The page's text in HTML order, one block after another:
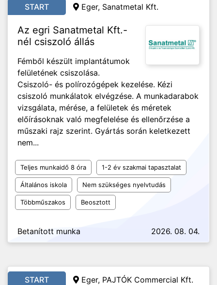
START Eger, Sanatmetal Kft.
Az egri Sanatmetal Kft.-
nél csiszoló állás
Fémből készült implantátumok
felületének csiszolása.
Csiszoló- és polírozógépek kezelése. Kézi
csiszoló munkálatok elvégzése. A munkadarabok
vizsgálata, mérése, a felületek és méretek
előírásoknak való megfelelése és ellenőrzése a
műszaki rajz szerint. Gyártás során keletkezett
nem...
Teljes munkaidő 8 óra 1-2 év szakmai tapasztalat
Általános iskola Nem szükséges nyelvtudás
Többműszakos Beosztott
Betanított munka 2026. 08. 04.
START Eger, PAJTÓK Commercial Kft.